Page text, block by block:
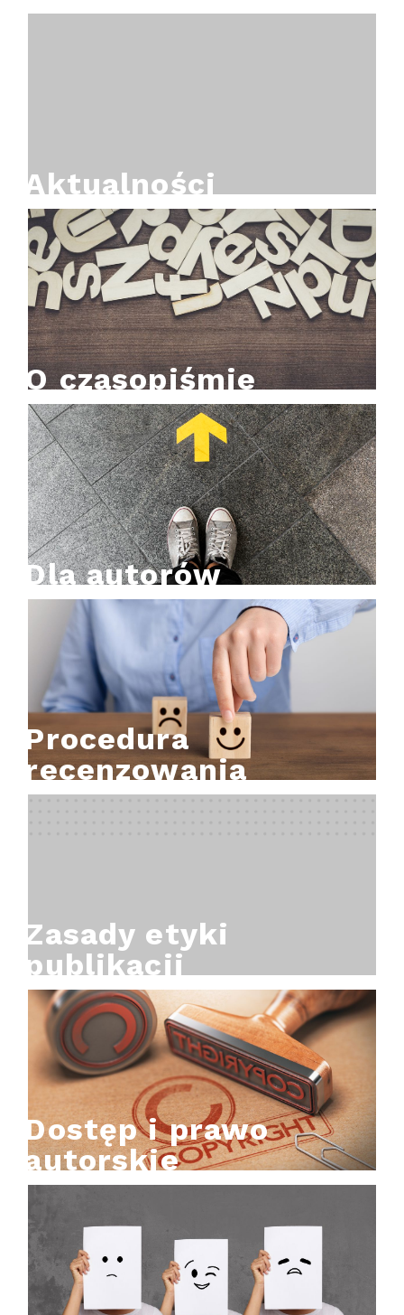
Aktualności
O czasopiśmie
Dla autorów
Procedura
recenzowania
Zasady etyki
publikacji
Dostęp i prawo
autorskie